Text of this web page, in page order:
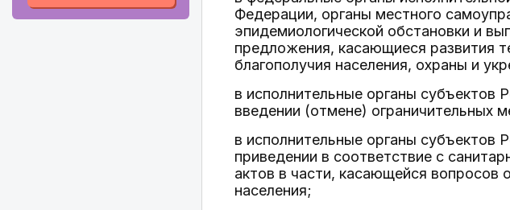
Федерации, органы местного
эпидемиологической обстановки и
предложения, касающиеся развития
благополучия населения, охраны и
в исполнительные органы субъектов
введении (отмене) ограничительных
в исполнительные органы субъектов
приведении в соответствие с
актов в части, касающейся вопросов
населения;